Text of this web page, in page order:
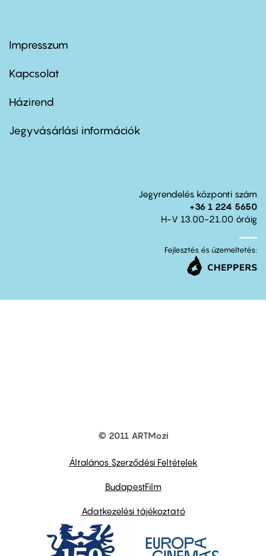
Footer
first
Impresszum
Kapcsolat
Footer
second
Házirend
Jegyvásárlási információk
Jegyrendelés központi szám
+36 1 224 5650
H-V 13.00-21.00 óráig
Fejlesztés és üzemeltetés:
© 2011 ARTMozi
Általános Szerződési Feltételek
BudapestFilm
Adatkezelési tájékoztató